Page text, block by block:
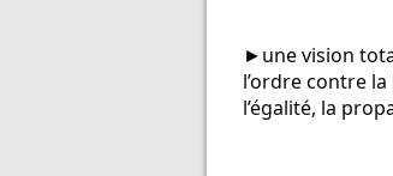
►une vision
l’ordre contre
l’égalité, la